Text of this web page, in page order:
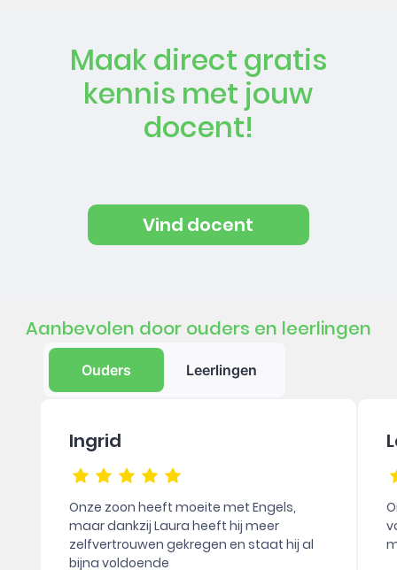
Maak direct gratis
kennis met jouw
docent!
Vind docent
Aanbevolen door ouders en leerlingen
Ouders Leerlingen
Ingrid
Onze zoon heeft moeite met Engels,
maar dankzij Laura heeft hij meer
zelfvertrouwen gekregen en staat hij al
bijna voldoende